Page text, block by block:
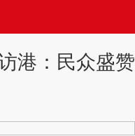
港：民众盛赞